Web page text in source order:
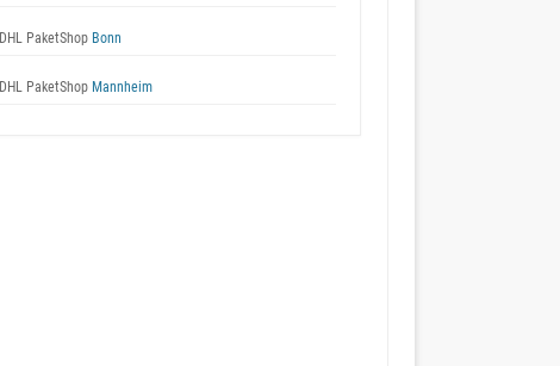
DHL PaketShop Bonn
DHL PaketShop Mannheim